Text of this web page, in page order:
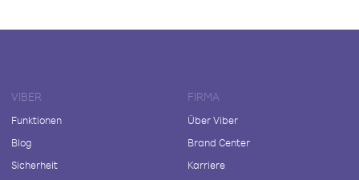
VIBER
Funktionen
Blog
Sicherheit
FIRMA
Über Viber
Brand Center
Karriere